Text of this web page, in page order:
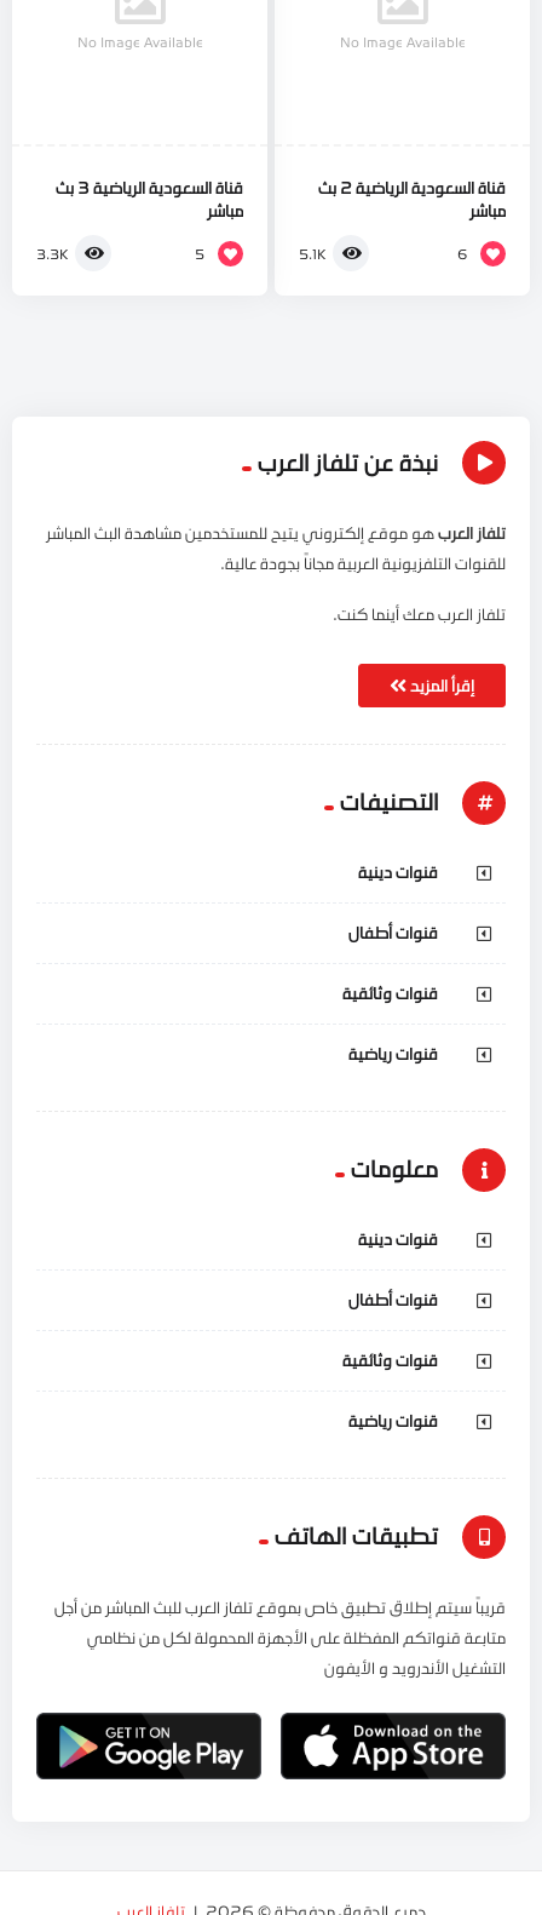
No Image Available
قناة السعودية الرياضية 2 بث
مباشر
6
5.1K
No Image Available
قناة السعودية الرياضية 3 بث
مباشر
5
3.3K
نبذة عن تلفاز العرب
تلفاز العربهو موقع إلكتروني يتيح للمستخدمين مشاهدة البث المباشر
للقنوات التلفزيونية العربية مجاناً بجودة عالية.
تلفاز العرب معك أينما كنت.
إقرأ المزيد
التصنيفات
قنوات دينية
قنوات أطفال
قنوات وثائقية
قنوات رياضية
معلومات
قنوات دينية
قنوات أطفال
قنوات وثائقية
قنوات رياضية
تطبيقات الهاتف
قريباً سيتم إطلاق تطبيق خاص بموقع تلفاز العرب للبث المباشر من أجل
متابعة قنواتكم المفظلة على الأجهزة المحمولة لكل من نظامي
التشغيل الأندرويد و الأيفون